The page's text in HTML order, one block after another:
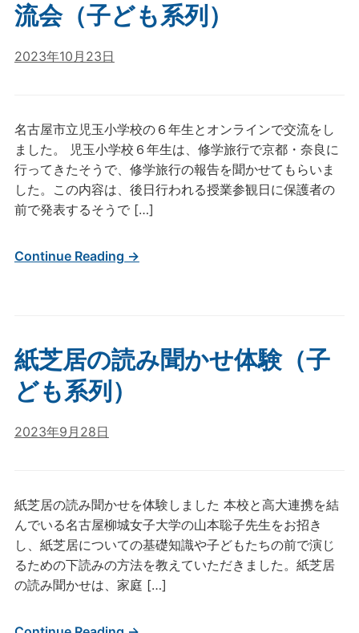
流会（子ども系列）
2023年10月23日
名古屋市立児玉小学校の６年生とオンラインで交流をし
ました。 児玉小学校６年生は、修学旅行で京都・奈良に
行ってきたそうで、修学旅行の報告を聞かせてもらいま
した。この内容は、後日行われる授業参観日に保護者の
前で発表するそうで […]
Continue Reading →
紙芝居の読み聞かせ体験（子
ども系列）
2023年9月28日
紙芝居の読み聞かせを体験しました 本校と高大連携を結
んでいる名古屋柳城女子大学の山本聡子先生をお招き
し、紙芝居についての基礎知識や子どもたちの前で演じ
るための下読みの方法を教えていただきました。紙芝居
の読み聞かせは、家庭 […]